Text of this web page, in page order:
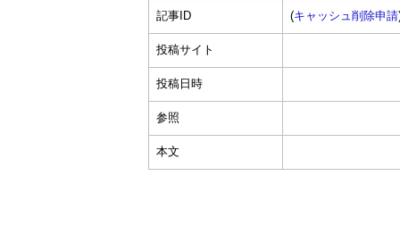
記事ID (キャッシュ削除申請
投稿サイト
投稿日時
参照
本文